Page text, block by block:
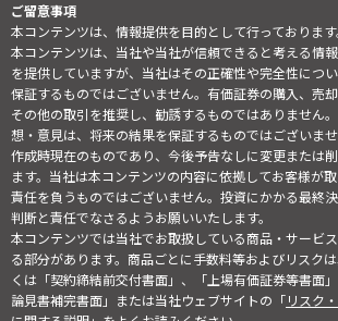
ご留意事項
本コンテンツは、情報提供を目的として行っております
本コンテンツは、当社や当社が信頼できると考える情
を提供していますが、当社はその正確性や完全性につ
保証するものではございません。有価証券の購入、売却
その他の取引を推奨し、勧誘するものではありません
想・意見は、将来の結果を保証するものではございま
作成時現在のものであり、今後予告なしに変更または
ます。当社は本コンテンツの内容に依拠してお客様が
責任を負うものではございません。投資にかかる最終
判断と責任でなさるようお願いいたします。
本コンテンツでは当社でお取扱している商品・サービ
る部分があります。商品ごとに手数料等およびリスク
くは「契約締結前交付書面」、「上場有価証券等書面
論見書補完書面」または当社ウェブサイトの「リスク